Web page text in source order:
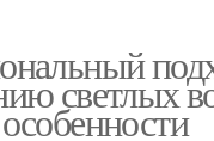
светлых